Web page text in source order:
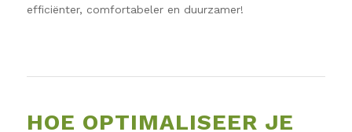
efficiënter, comfortabeler en duurzamer!
HOE OPTIMALISEER JE